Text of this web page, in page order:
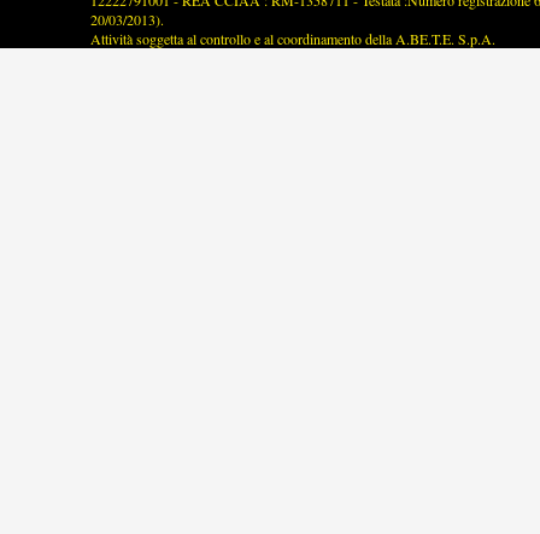
20/03/2013).
Attività soggetta al controllo e al coordinamento della A.BE.T.E. S.p.A.